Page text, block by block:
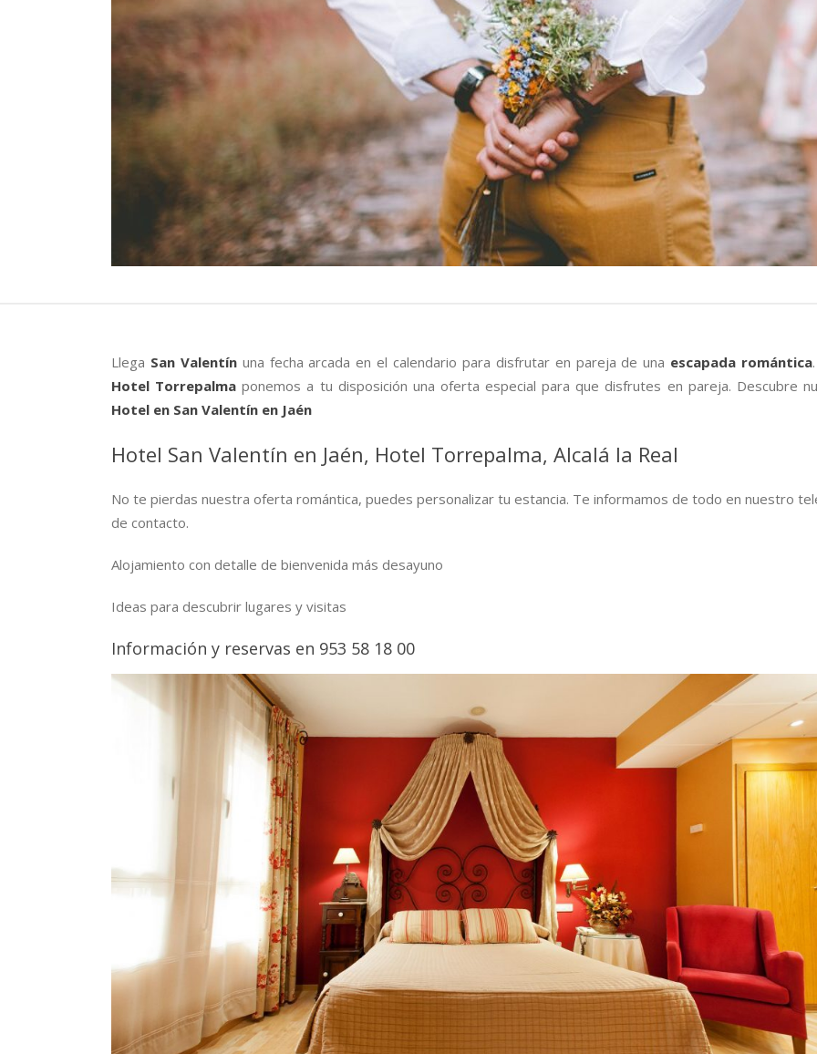
Llega San Valentínuna fecha arcada en el calendario para disfrutar en pareja de una escapada romántica
Hotel Torrepalma ponemos a tu disposición una oferta especial para que disfrutes en pareja. Descubre
Hotel en San Valentín en Jaén
Hotel San Valentín en Jaén, Hotel Torrepalma, Alcalá la Real
No te pierdas nuestra oferta romántica, puedes personalizar tu estancia. Te informamos de todo en nuestro
de contacto.
Alojamiento con detalle de bienvenida más desayuno
Ideas para descubrir lugares y visitas
Información y reservas en 953 58 18 00